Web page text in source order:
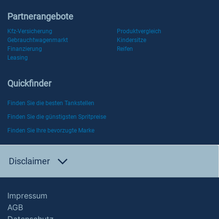
Partnerangebote
Kfz-Versicherung
Produktvergleich
Gebrauchtwagenmarkt
Kindersitze
Finanzierung
Reifen
Leasing
Quickfinder
Finden Sie die besten Tankstellen
Finden Sie die günstigsten Spritpreise
Finden Sie Ihre bevorzugte Marke
Disclaimer
Impressum
AGB